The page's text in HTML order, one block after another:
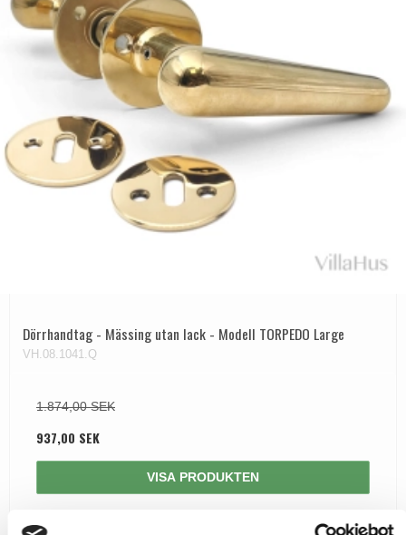
Dörrhandtag - Mässing utan lack - Modell TORPEDO Large
VH.08.1041.Q
1.874,00 SEK
937,00 SEK
VISA PRODUKTEN